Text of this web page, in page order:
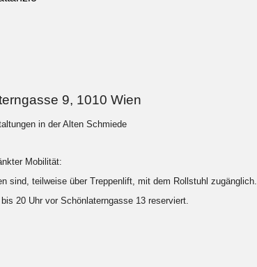
9, 1010 Wien
in der Alten Schmiede
Mobilität:
sind, teilweise über Treppenlift, mit dem Rollstuhl zugänglich.
20 Uhr vor Schönlaterngasse 13 reserviert.